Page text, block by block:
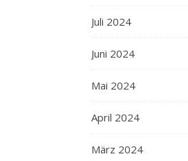
Juli 2024
Juni 2024
Mai 2024
April 2024
März 2024